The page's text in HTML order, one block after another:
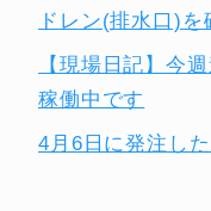
ドレン(排水口)を
【現場日記】今
稼働中です
4月6日に発注し